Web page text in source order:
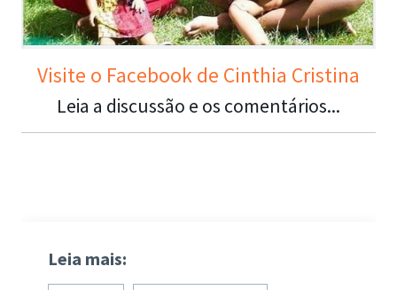
Visite o Facebook de Cinthia Cristina
Leia a discussão e os comentários...
Leia mais: